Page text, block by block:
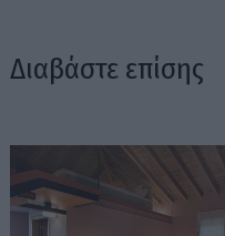
Διαβάστε επίσης